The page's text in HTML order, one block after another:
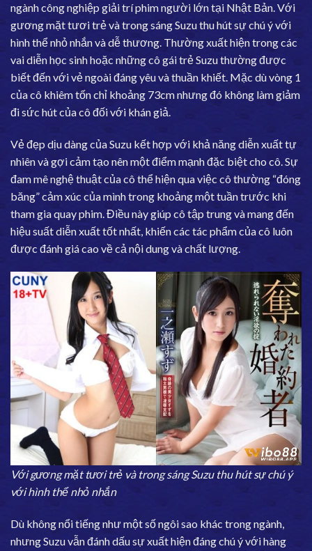
ngành công nghiệp giải trí phim người lớn tại Nhật Bản. Với
gương mặt tươi trẻ và trong sáng Suzu thu hút sự chú ý với
hình thể nhỏ nhắn và dễ thương. Thường xuất hiện trong các
vai diễn học sinh hoặc những cô gái trẻ Suzu thường được
biết đến với vẻ ngoài đáng yêu và thuần khiết. Mặc dù vòng 1
của cô khiêm tốn chỉ khoảng 73cm nhưng đó không làm giảm
đi sức hút của cô đối với khán giả.
Vẻ đẹp dịu dàng của Suzu kết hợp với khả năng diễn xuất tự
nhiên và gợi cảm tạo nên một điểm mạnh đặc biệt cho cô. Sự
đam mê nghệ thuật của cô thể hiện qua việc cô thường “đóng
băng” cảm xúc của mình trong khoảng một tuần trước khi
tham gia quay phim. Điều này giúp cô tập trung và mang đến
hiệu suất diễn xuất tốt nhất, khiến các tác phẩm của cô luôn
được đánh giá cao về cả nội dung và chất lượng.
Với gương mặt tươi trẻ và trong sáng Suzu thu hút sự chú ý
với hình thể nhỏ nhắn
Dù không nổi tiếng như một số ngôi sao khác trong ngành,
nhưng Suzu vẫn đánh dấu sự xuất hiện đáng chú ý với hàng